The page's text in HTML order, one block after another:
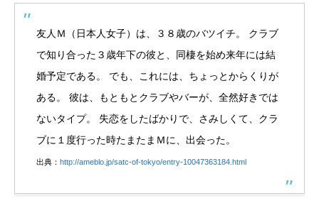
友人Ｍ（日本人女子）は、３８歳のバツイチ。 クラブ
で知り合った３歳年下の彼と、同棲を始め来年には結
婚予定である。 でも、これには、ちょっとからくりが
ある。 彼は、もともとクラブやバーが、全然好きでは
ないタイプ。 失恋をしたばかりで、さみしくて、クラ
ブに１度行った時たまたまＭに、出会った。
出典： http://ameblo.jp/satc-of-tokyo/entry-10047363184.html